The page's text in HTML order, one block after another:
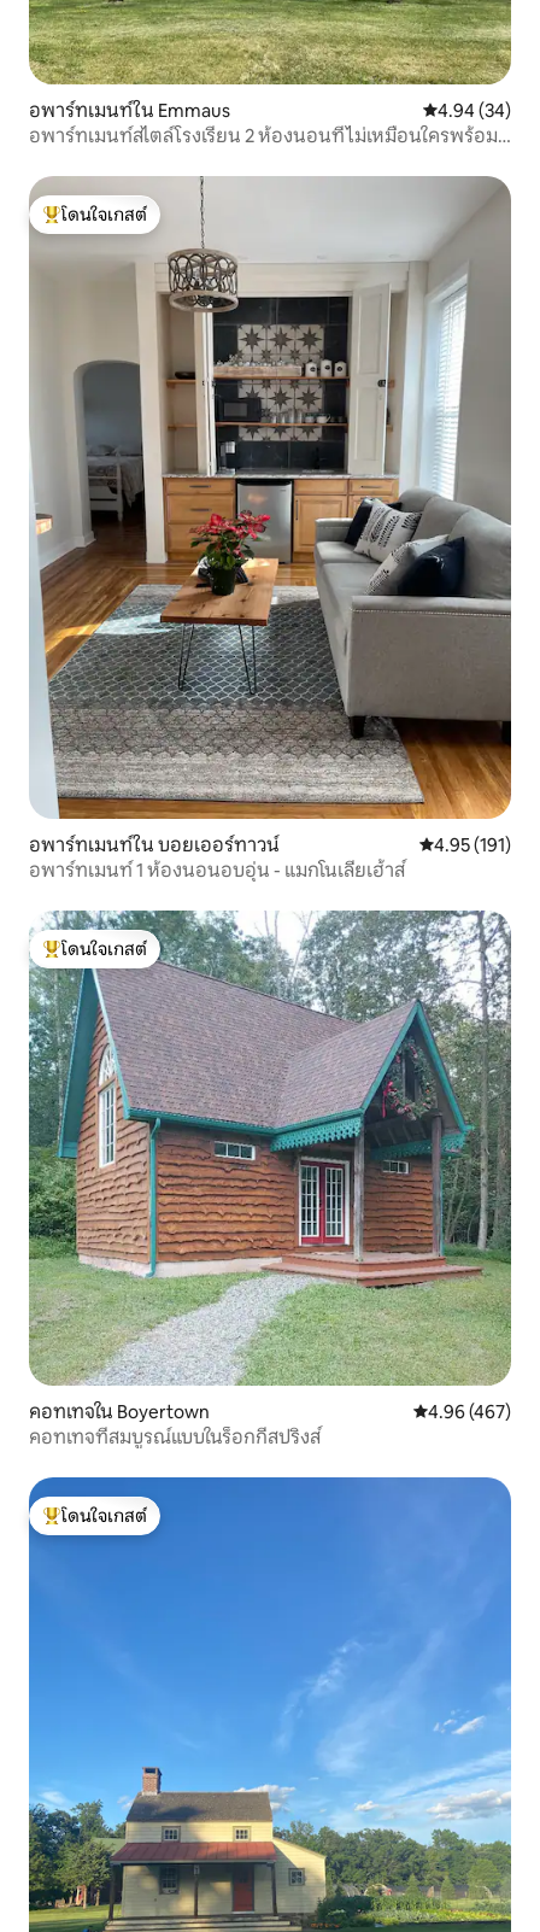
อพาร์ทเมนท์ใน Emmaus คะแนนเฉลี่ย
4.94 (34)
อพาร์ทเมนท์สไตล์โรงเรียน 2 ห้องนอนที่ไม่เหมือนใครพร้อม
โดนใจเกสต์ที่สุด
โดนใจเกสต์
อพาร์ทเมนท์ใน บอยเออร์ทาวน์ คะแนนเฉลี่ย
4.95 (191)
อพาร์ทเมนท์ 1 ห้องนอนอบอุ่น - แมกโนเลียเฮ้าส์
โดนใจเกสต์ที่สุด
โดนใจเกสต์
คอทเทจใน Boyertown คะแนนเฉลี่ย
4.96 (467)
คอทเทจที่สมบูรณ์แบบในร็อกกี้สปริงส์
โดนใจเกสต์ที่สุด
โดนใจเกสต์